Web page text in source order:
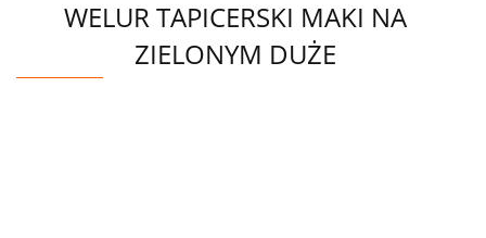
WELUR TAPICERSKI MAKI NA
ZIELONYM DUŻE